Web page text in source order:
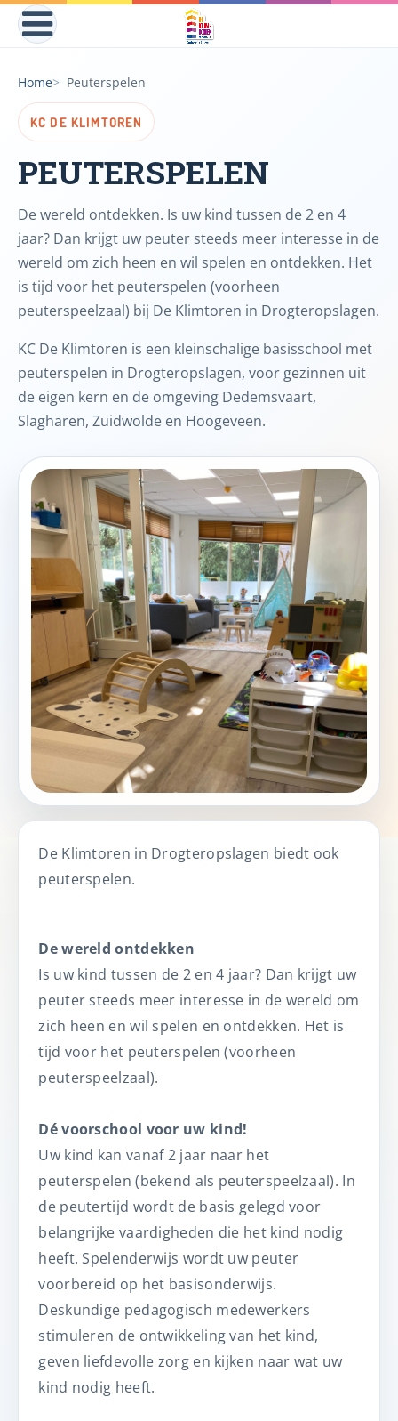
Home Peuterspelen
KC DE KLIMTOREN
PEUTERSPELEN
De wereld ontdekken. Is uw kind tussen de 2 en 4
jaar? Dan krijgt uw peuter steeds meer interesse in de
wereld om zich heen en wil spelen en ontdekken. Het
is tijd voor het peuterspelen (voorheen
peuterspeelzaal) bij De Klimtoren in Drogteropslagen.
KC De Klimtoren is een kleinschalige basisschool met
peuterspelen in Drogteropslagen, voor gezinnen uit
de eigen kern en de omgeving Dedemsvaart,
Slagharen, Zuidwolde en Hoogeveen.
De Klimtoren in Drogteropslagen biedt ook
peuterspelen.
De wereld ontdekken
Is uw kind tussen de 2 en 4 jaar? Dan krijgt uw
peuter steeds meer interesse in de wereld om
zich heen en wil spelen en ontdekken. Het is
tijd voor het peuterspelen (voorheen
peuterspeelzaal).
Dé voorschool voor uw kind!
Uw kind kan vanaf 2 jaar naar het
peuterspelen (bekend als peuterspeelzaal). In
de peutertijd wordt de basis gelegd voor
belangrijke vaardigheden die het kind nodig
heeft. Spelenderwijs wordt uw peuter
voorbereid op het basisonderwijs.
Deskundige pedagogisch medewerkers
stimuleren de ontwikkeling van het kind,
geven liefdevolle zorg en kijken naar wat uw
kind nodig heeft.